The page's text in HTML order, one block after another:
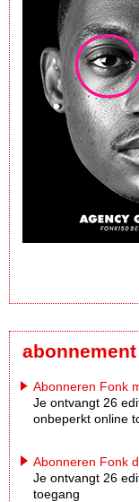
Abonneren Fonk
Je ontvangt 26
onbeperkt online
Abonneren Fonk
Je ontvangt 26
toegang